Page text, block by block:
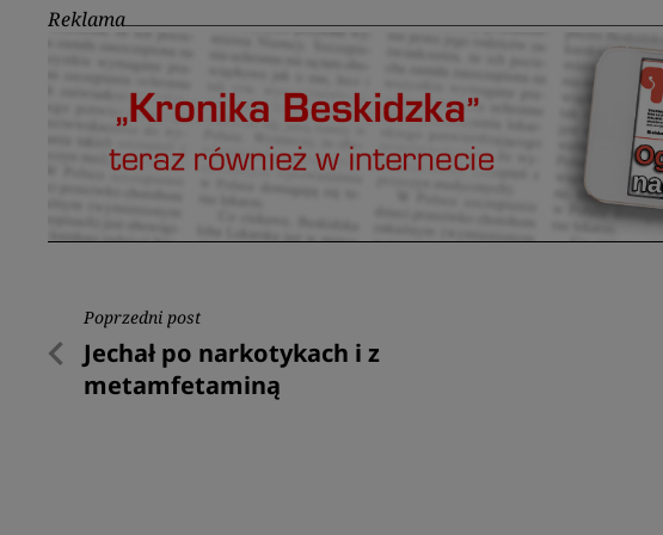
Reklama
Nawigacja
wpisu
Poprzedni post
Poprzedni
post
Jechał po narkotykach i z
metamfetaminą